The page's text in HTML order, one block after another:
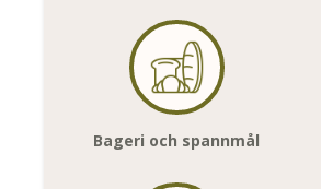
Bageri och spannmål